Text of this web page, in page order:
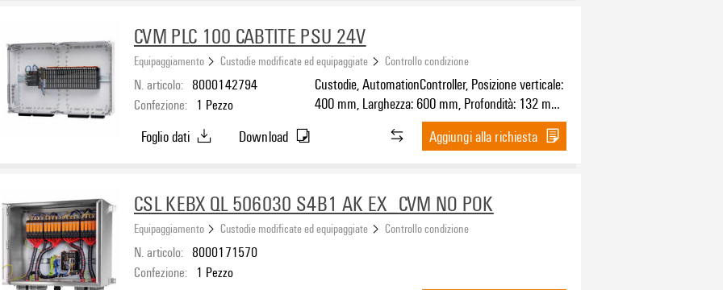
CVM PLC 100 CABTITE PSU 24V
Equipaggiamento Custodie modificate ed equipaggiate Controllo condizione
N. articolo: 8000142794
Confezione: 1 Pezzo
Custodie, AutomationController, Posizione verticale:
400 mm, Larghezza: 600 mm, Profondità: 132 mm,
Materiale di base: PC-ABS, non trattato, Grigio
Foglio dati Download Aggiungi alla richiesta
CSL KEBX QL 506030 S4B1 AK EX_CVM NO POK
Equipaggiamento Custodie modificate ed equipaggiate Controllo condizione
N. articolo: 8000171570
Confezione: 1 Pezzo